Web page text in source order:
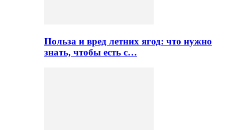
Польза и вред летних ягод: что нужно
знать, чтобы есть с…